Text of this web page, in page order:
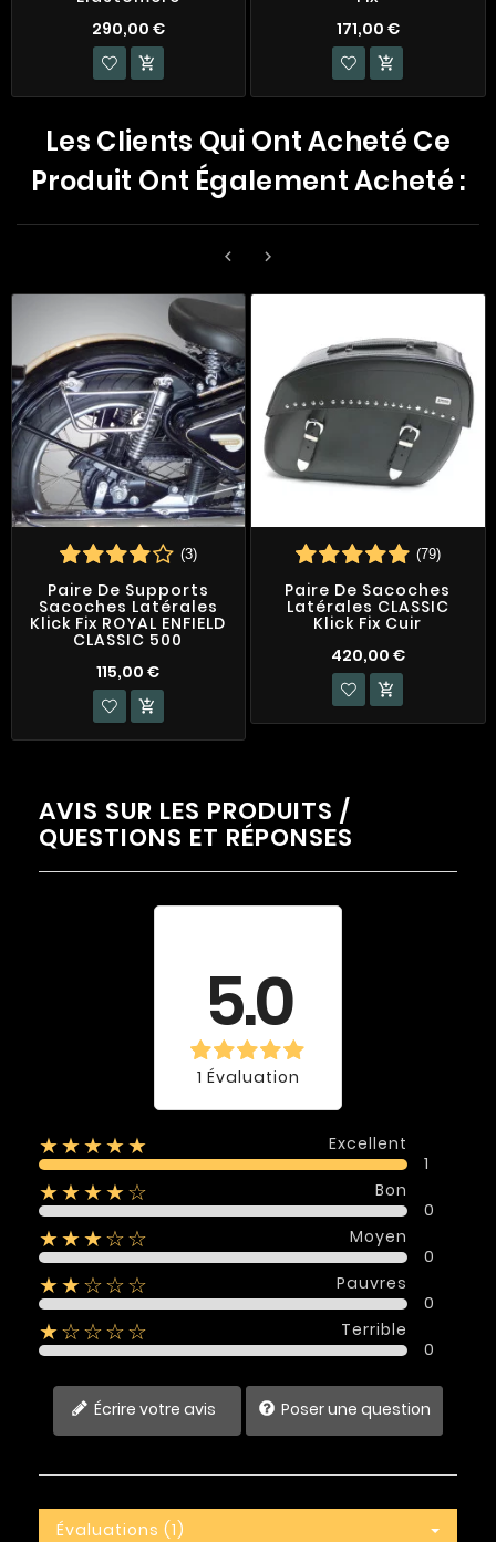
290,00 €

171,00 €

Les Clients Qui Ont Acheté Ce
Produit Ont Également Acheté :
 
(3)
Paire De Supports
Sacoches Latérales
Klick Fix ROYAL ENFIELD
CLASSIC 500
115,00 €

(79)
Paire De Sacoches
Latérales CLASSIC
Klick Fix Cuir
420,00 €

AVIS SUR LES PRODUITS /
QUESTIONS ET RÉPONSES
5.0
1 Évaluation
★★★★★
Excellent
1
★★★★☆
Bon
0
★★★☆☆
Moyen
0
★★☆☆☆
Pauvres
0
★☆☆☆☆
Terrible
0
Écrire votre avis Poser une question
Évaluations (1)